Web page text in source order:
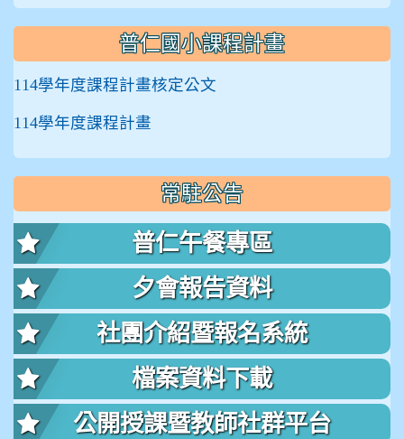
普仁國小課程計畫
114學年度課程計畫核定公文
114學年度課程計畫
常駐公告
普仁午餐專區
夕會報告資料
社團介紹暨報名系統
檔案資料下載
公開授課暨教師社群平台